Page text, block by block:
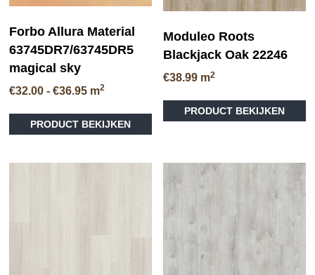
Forbo Allura Material
63745DR7/63745DR5
magical sky
€32.00 - €36.95Prijsklasse:
tot
€36.95
m2
PRODUCT BEKIJKEN
product
worden
Moduleo Roots
Blackjack Oak 22246
€38.99 m2
PRODUCT BEKIJKEN